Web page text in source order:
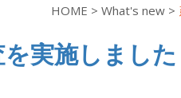
HOME > What's new >
実施しました